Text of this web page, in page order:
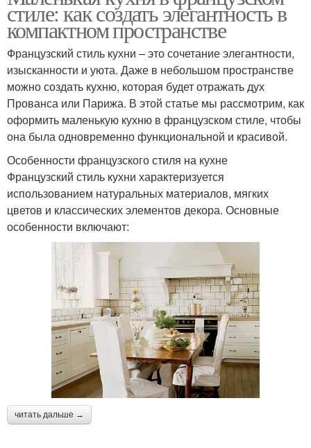
стиле: как создать элегантность в
компактном пространстве
Французский стиль кухни – это сочетание элегантности,
изысканности и уюта. Даже в небольшом пространстве
можно создать кухню, которая будет отражать дух
Прованса или Парижа. В этой статье мы рассмотрим, как
оформить маленькую кухню в французском стиле, чтобы
она была одновременно функциональной и красивой.
Особенности французского стиля на кухне
Французский стиль кухни характеризуется
использованием натуральных материалов, мягких
цветов и классических элементов декора. Основные
особенности включают:
читать дальше →